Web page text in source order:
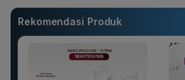
Rekomendasi Produk